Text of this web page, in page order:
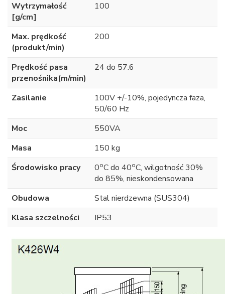
Wytrzymałość
[g/cm]
100
Max. prędkość
(produkt/min)
200
Prędkość pasa
przenośnika(m/min)
24 do 57.6
Zasilanie
100V +/-10%, pojedyncza faza,
50/60 Hz
Moc
550VA
Masa
150 kg
Środowisko pracy
0oC do 40oC, wilgotność 30%
do 85%, nieskondensowana
Obudowa
Stal nierdzewna (SUS304)
Klasa szczelności
IP53